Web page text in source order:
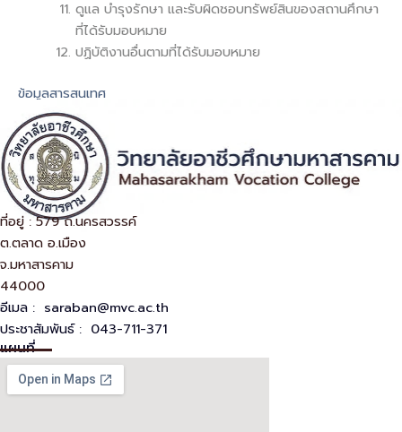
ดูแล บํารุงรักษา และรับผิดชอบทรัพย์สินของสถานศึกษา
ที่ได้รับมอบหมาย
ปฏิบัติงานอื่นตามที่ได้รับมอบหมาย
ข้อมูลสารสนเทศ
ที่อยู่ : 579 ถ.นครสวรรค์
ต.ตลาด อ.เมือง
จ.มหาสารคาม
44000
อีเมล : saraban@mvc.ac.th
ประชาสัมพันธ์ : 043-711-371
แผนที่